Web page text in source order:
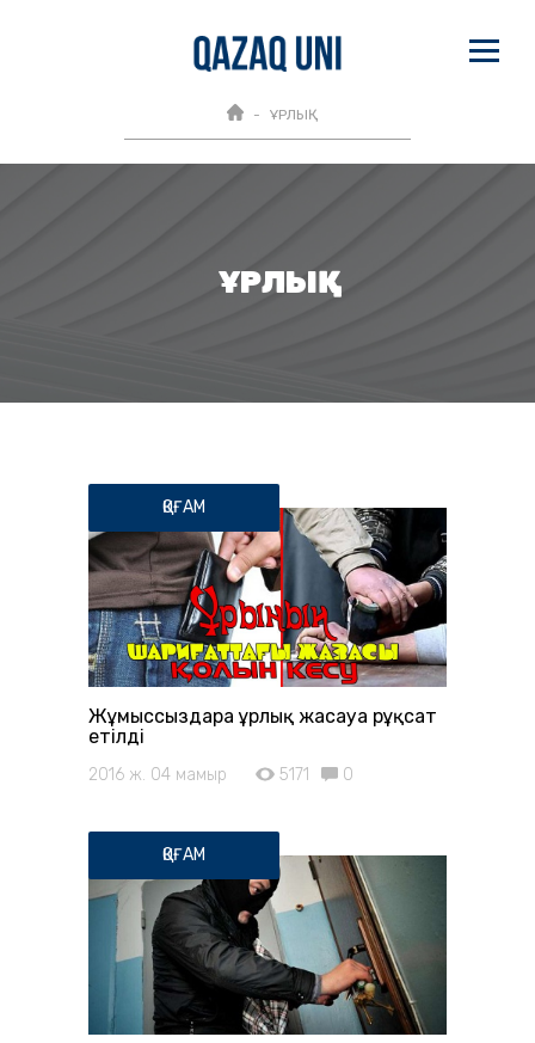
ҰРЛЫҚ
ҰРЛЫҚ
ҚОҒАМ
Жұмыссыздарға ұрлық жасауға рұқсат
етілді
2016 ж. 04 мамыр 5171 0
ҚОҒАМ